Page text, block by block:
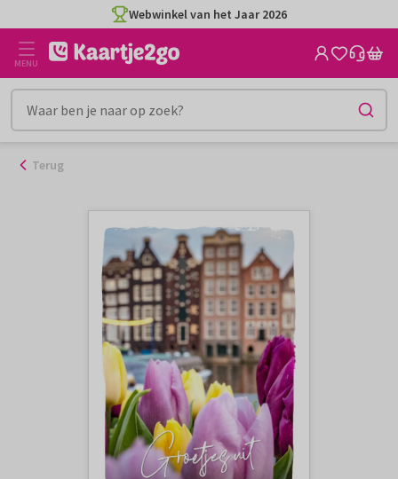
naar
inhoud
Webwinkel van het Jaar 2026
MENU
Terug